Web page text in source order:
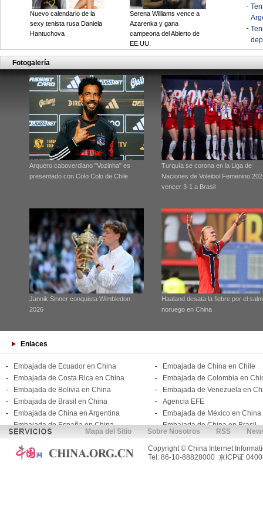
Nuevo calendario de la
sexy tenista rusa Daniela
Hantuchova
Serena Williams vence a
Azarenka y gana
campeona del Abierto de
EE.UU.
Fotogalería
Arquero caboverdiano "Vozinha" es
presentado con Colo Colo de Chile
Turquía se corona en la Liga de
Naciones de Voleibol Femenino
vencer 3-1 a Brasil
Jannik Sinner conquista Wimbledon
2026
Haaland desata la fiebre por el
noruego en China
Enlaces